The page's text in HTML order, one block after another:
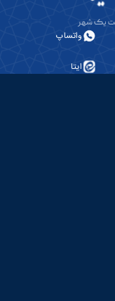
واتساپ
ایتا